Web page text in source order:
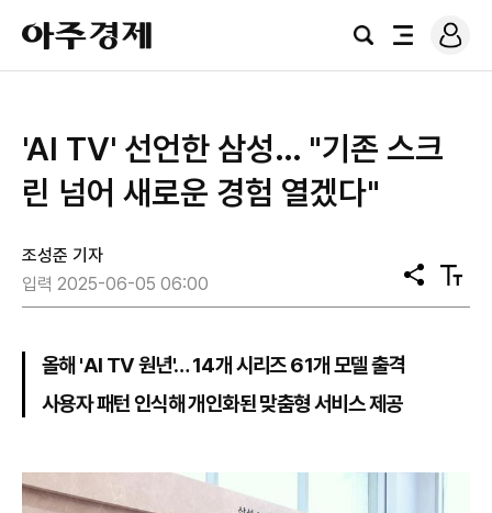
아
주
경
검
전
로
그
'AI TV' 선언한 삼성… "기존 스크
린 넘어 새로운 경험 열겠다"
조성준 기자
입력 2025-06-05 06:00
공
유
텍
스
올해 'AI TV 원년'… 14개 시리즈 61개 모델 출격
사용자 패턴 인식해 개인화된 맞춤형 서비스 제공